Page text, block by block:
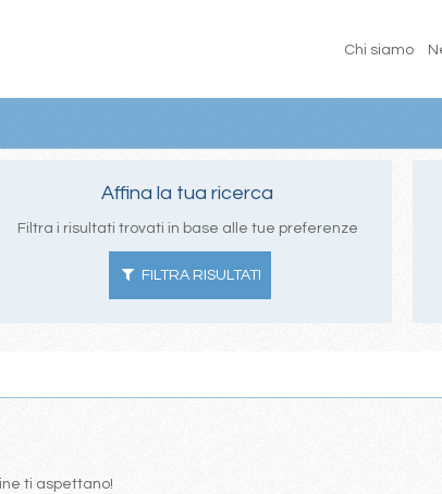
Chi siamo
Affina la tua ricerca
Filtra i risultati trovati in base alle tue preferenze
FILTRA RISULTATI
ti aspettano!